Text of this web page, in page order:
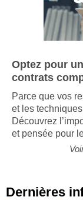
Optez pour
contrats
Parce que vos
et les
Découvrez
et pensée pour
Dernières